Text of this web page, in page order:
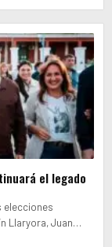
el legado
elecciones
Llaryora, Juan